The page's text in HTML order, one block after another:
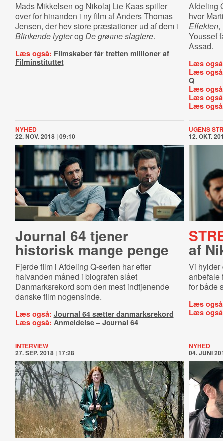
Mads Mikkelsen og Nikolaj Lie Kaas spiller
over for hinanden i ny film af Anders Thomas
Jensen, der hev store præstationer ud af dem i
Blinkende lygterog De grønne slagtere.
Læs også: Filmskaber får tretten millioner af
Filminstituttet
Afdeling
hvor
Effekten,
Youssef
Assad.
Læs
Læs
Q
Læs
Læs
Læs
NYHED
22. NOV. 2018 | 09:10
Journal 64 tjener
historisk mange penge
Fjerde film i Afdeling Q-serien har efter
halvanden måned i biografen slået
Danmarksrekord som den mest indtjenende
danske film nogensinde.
Læs også: Journal 64 sætter danmarksrekord
Læs også: Anmeldelse – Journal 64
UGENS
12. OKT.
af
Vi hylder
anbefale
for både
Læs
Læs
INTERVIEW
27. SEP. 2018 | 17:28
NYHED
04. JUNI